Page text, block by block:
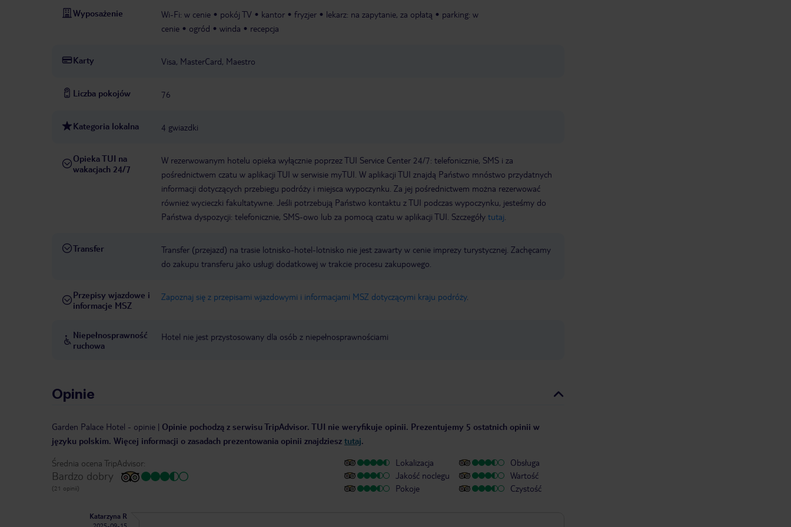
Wyposażenie Wi-Fi: w cenie pokój TV kantor fryzjer lekarz: na zapytanie, za opłatą
parking: w
cenie
ogród winda recepcja
Karty Visa, MasterCard, Maestro
Liczba pokojów 76
Kategoria lokalna 4 gwiazdki
Opieka TUI na
wakacjach 24/7
W rezerwowanym hotelu opieka wyłącznie poprzez TUI Service Center 24/7: telefonicznie, SMS i za
pośrednictwem czatu w aplikacji TUI w serwisie myTUI. W aplikacji TUI znajdą Państwo mnóstwo przydatnych
informacji dotyczących przebiegu podróży i miejsca wypoczynku. Za jej pośrednictwem można rezerwować
również wycieczki fakultatywne. Jeśli potrzebują Państwo kontaktu z TUI podczas wypoczynku, jesteśmy do
Państwa dyspozycji: telefonicznie, SMS-owo lub za pomocą czatu w aplikacji TUI. Szczegóły tutaj
Transfer
Transfer (przejazd) na trasie lotnisko-hotel-lotnisko nie jest zawarty w cenie imprezy turystycznej. Zachęcamy
do zakupu transferu jako usługi dodatkowej w trakcie procesu zakupowego.
Przepisy wjazdowe i
informacje MSZ
Zapoznaj się z przepisami wjazdowymi i informacjami MSZ dotyczącymi kraju podróży.
Niepełnosprawność
ruchowa
Hotel nie jest przystosowany dla osób z niepełnosprawnościami
Opinie
Garden Palace Hotel - opinie | Opinie pochodzą z serwisu TripAdvisor. TUI nie weryfikuje opinii. Prezentujemy 5 ostatnich opinii w
języku polskim. Więcej informacji o zasadach prezentowania opinii znajdziesz tutaj.
Średnia ocena TripAdvisor:
Bardzo dobry
(21 opinii)
Lokalizacja
Jakość noclegu
Pokoje
Obsługa
Wartość
Czystość
Katarzyna R